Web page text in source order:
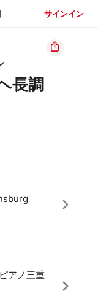
サインイン
長調
アノ三重